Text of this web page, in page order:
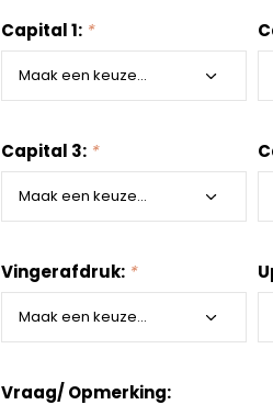
Capital 1: *
Capital 3: *
Vingerafdruk: *
Vraag/ Opmerking: